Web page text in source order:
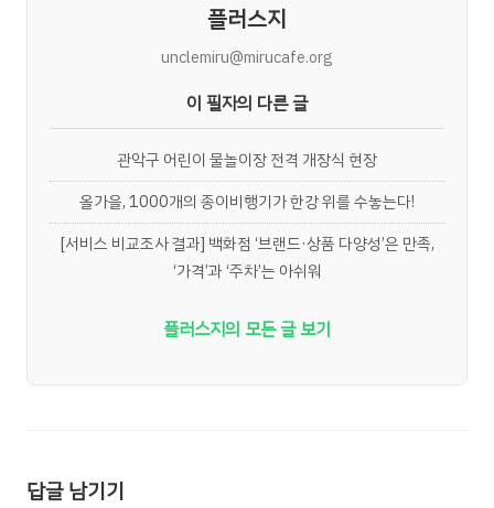
플러스지
unclemiru@mirucafe.org
이 필자의 다른 글
관악구 어린이 물놀이장 전격 개장식 현장
올가을, 1000개의 종이비행기가 한강 위를 수놓는다!
[서비스 비교조사 결과] 백화점 ‘브랜드·상품 다양성’은 만족,
‘가격’과 ‘주차’는 아쉬워
플러스지의 모든 글 보기
답글 남기기